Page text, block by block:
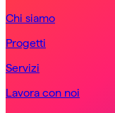
Chi siamo
Progetti
Servizi
Lavora con noi